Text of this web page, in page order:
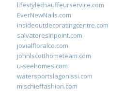
lifestylechauffeurservice.com
EverNewNails.com
insideoutdecoratingcentre.com
salvatoresinpoint.com
jovialfloralco.com
johnlscotthometeam.com
u-seehomes.com
watersportslagonissi.com
mischieffashion.com